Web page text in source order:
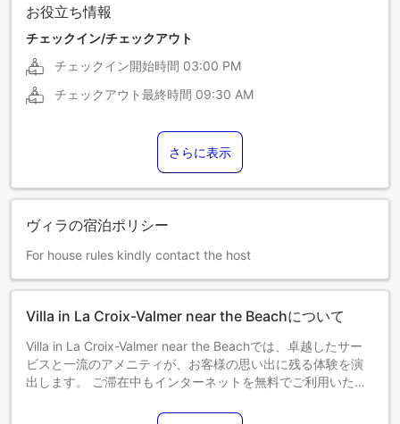
お役立ち情報
チェックイン/チェックアウト
チェックイン開始時間 03:00 PM
チェックアウト最終時間 09:30 AM
さらに表示
ヴィラの宿泊ポリシー
For house rules kindly contact the host
Villa in La Croix-Valmer near the Beachについて
Villa in La Croix-Valmer near the Beachでは、卓越したサー
ビスと一流のアメニティが、お客様の思い出に残る体験を演
出します。 ご滞在中もインターネットを無料でご利用いただ
良い雰囲気を提供します。Villa in La Croix-Valmer near the